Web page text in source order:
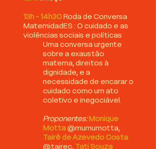
13h - 14h30Roda de Conversa
MaternidadES : O cuidado e as
violências sociais e políticas
Uma conversa urgente
sobre a exaustão
materna, direitos à
dignidade, e a
necessidade de encarar o
cuidado como um ato
coletivo e inegociável.
Proponentes: Monique
Motta@mumumotta,
Tairê de Azevedo Costa
@tairec, Tati Souza